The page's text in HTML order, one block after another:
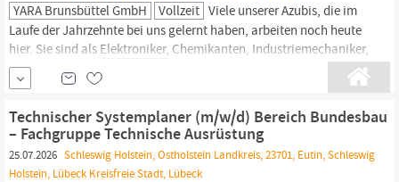
YARA Brunsbüttel GmbH Vollzeit Viele unserer Azubis, die im
Laufe der Jahrzehnte bei uns gelernt haben, arbeiten noch heute
hier. Sie sind als Elektroniker, Chemikanten, Industriemechaniker,
Chemielaboranten oder Bürokaufleute tätig, arbeiten in der
Anlage, überwachen die Produktion oder warten die Maschinen.
Einige sind mittlerweile in Führungspositionen aufgestiegen und
sind...
Technischer Systemplaner (m/w/d) Bereich Bundesbau
– Fachgruppe Technische Ausrüstung
25.07.2026 Schleswig Holstein, Ostholstein Landkreis, 23701, Eutin, Schleswig
Holstein, Lübeck Kreisfreie Stadt, Lübeck